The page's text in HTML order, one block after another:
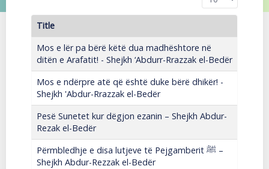
Title
Mos e lër pa bërë këtë dua madhështore në
ditën e Arafatit! - Shejkh ‘Abdurr-Rrazzak el-Bedër
Mos e ndërpre atë që është duke bërë dhikër! -
Shejkh 'Abdur-Rrazzak el-Bedër
Pesë Sunetet kur dëgjon ezanin – Shejkh Abdur-
Rezak el-Bedër
Përmbledhje e disa lutjeve të Pejgamberit ﷺ –
Shejkh Abdur-Rezzak el-Bedër